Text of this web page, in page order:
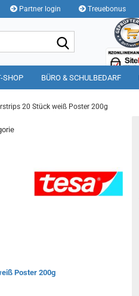
Partner login Treuebonus
SHOP BÜRO & SCHULBEDARF
20 Stück weiß Poster 200g